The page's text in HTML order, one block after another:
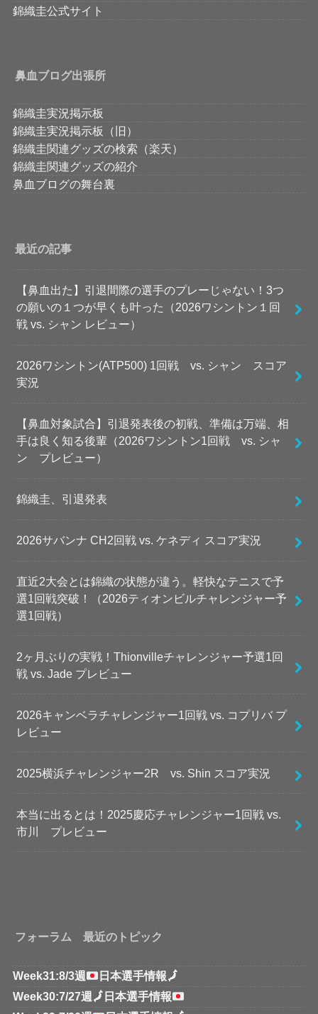
錦織圭公式サイト
鼻血ブログ出張所
錦織圭実況掲示板
錦織圭実況掲示板（旧）
錦織圭関連グッズの検索（楽天）
錦織圭関連グッズの紹介
鼻血ブログの舞台裏
最近の記事
【鼻血出た】引退間際の選手のプレーじゃない！3つ
の願いの１つが早くも叶った（2026ワシントン１回
戦 vs. シャン レビュー）
2026ワシントン(ATP500) 1回戦 vs. シャン スコア
実況
【鼻血対象試合】引退発表後の初戦、準備は万端、相
手は良く知る後輩（2026ワシントン1回戦 vs. シャ
ン プレビュー）
錦織圭、引退発表
2026サバンナ CH2回戦 vs. ケネディ スコア実況
直近2大会とは錦織の状態が違う。軽快なテニスで予
選1回戦突破！（2026ティオンビルチャレンジャー予
選1回戦）
2ヶ月ぶりの実戦！Thionvilleチャレンジャー予選1回
戦 vs. Jade プレビュー
2026キャンベラチャレンジャー1回戦 vs. コプリバ プ
レビュー
2025横浜チャレンジャー2R vs. Shin スコア実況
本当に出るとは！2025慶応チャレンジャー1回戦 vs.
市川 プレビュー
フォーラム 最近のトピック
Week31:8/3週 日本選手情報🗾
Week30:7/27週 🗾 日本選手情報